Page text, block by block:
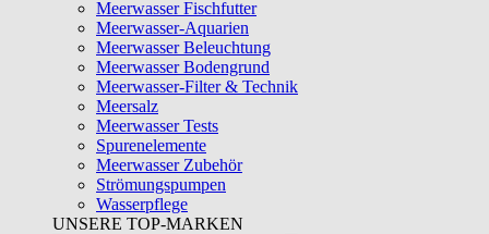
Meerwasser Fischfutter
Meerwasser-Aquarien
Meerwasser Beleuchtung
Meerwasser Bodengrund
Meerwasser-Filter & Technik
Meersalz
Meerwasser Tests
Spurenelemente
Meerwasser Zubehör
Strömungspumpen
Wasserpflege
UNSERE TOP-MARKEN